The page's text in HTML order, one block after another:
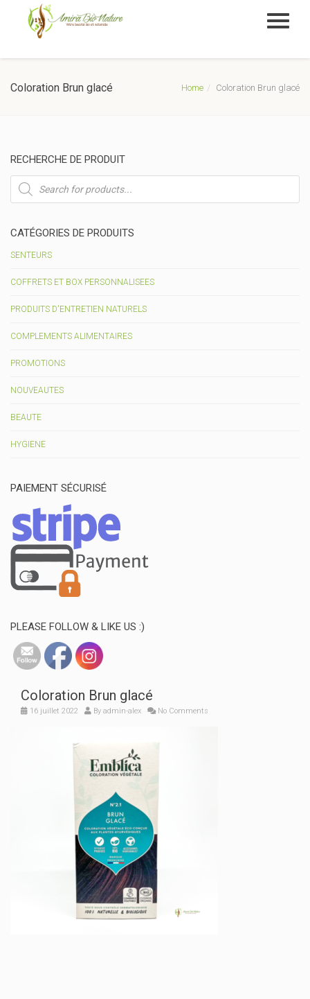
Coloration Brun glacé Home Coloration Brun glacé
RECHERCHE DE PRODUIT
Recherche
de
produits
CATÉGORIES DE PRODUITS
SENTEURS
COFFRETS ET BOX PERSONNALISEES
PRODUITS D'ENTRETIEN NATURELS
COMPLEMENTS ALIMENTAIRES
PROMOTIONS
NOUVEAUTES
BEAUTE
HYGIENE
PAIEMENT SÉCURISÉ
PLEASE FOLLOW & LIKE US :)
Coloration Brun glacé
16 juillet 2022 By admin-alex No Comments